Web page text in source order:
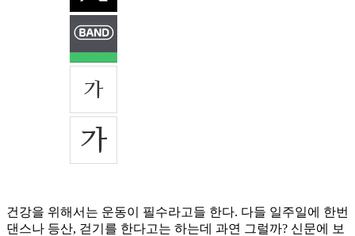
건강을 위해서는 운동이 필수라고들 한다. 다들 일주일에 한번
댄스나 등산, 걷기를 한다고는 하는데 과연 그럴까? 신문에 보